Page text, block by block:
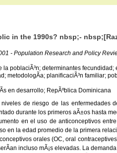
in the 1990s? nbsp;-
- Population Research and Policy
poblaciÃ³n; determinantes
metodologÃ­a; planificaciÃ³n familiar;
en desarrollo; RepÃºblica Dominicana
de riesgo de las enfermedades
durante los primeros aÃ±os hasta
en el uso de anticonceptivos
en la edad promedio de la primera
orales (OC, oral
incluso mÃ¡s elevadas. La